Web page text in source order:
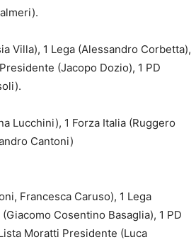
Villa), 1 Lega (Alessandro Corbetta),
(Jacopo Dozio), 1 PD
Lucchini), 1 Forza Italia (Ruggero
Cantoni)
Francesca Caruso), 1 Lega
Cosentino Basaglia), 1 PD
Moratti Presidente (Luca